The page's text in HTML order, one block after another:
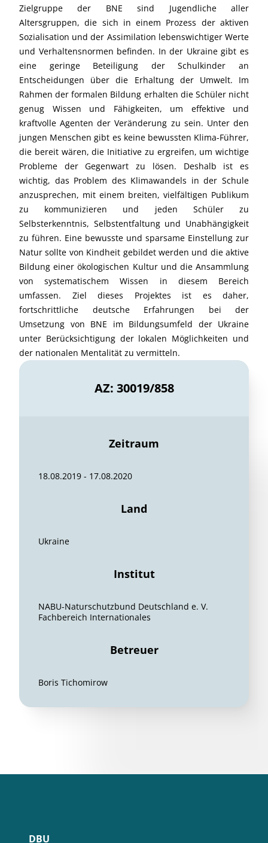
Zielgruppe der BNE sind Jugendliche aller
Altersgruppen, die sich in einem Prozess der aktiven
Sozialisation und der Assimilation lebenswichtiger Werte
und Verhaltensnormen befinden. In der Ukraine gibt es
eine geringe Beteiligung der Schulkinder an
Entscheidungen über die Erhaltung der Umwelt. Im
Rahmen der formalen Bildung erhalten die Schüler nicht
genug Wissen und Fähigkeiten, um effektive und
kraftvolle Agenten der Veränderung zu sein. Unter den
jungen Menschen gibt es keine bewussten Klima-Führer,
die bereit wären, die Initiative zu ergreifen, um wichtige
Probleme der Gegenwart zu lösen. Deshalb ist es
wichtig, das Problem des Klimawandels in der Schule
anzusprechen, mit einem breiten, vielfältigen Publikum
zu kommunizieren und jeden Schüler zu
Selbsterkenntnis, Selbstentfaltung und Unabhängigkeit
zu führen. Eine bewusste und sparsame Einstellung zur
Natur sollte von Kindheit gebildet werden und die aktive
Bildung einer ökologischen Kultur und die Ansammlung
von systematischem Wissen in diesem Bereich
umfassen. Ziel dieses Projektes ist es daher,
fortschrittliche deutsche Erfahrungen bei der
Umsetzung von BNE im Bildungsumfeld der Ukraine
unter Berücksichtigung der lokalen Möglichkeiten und
der nationalen Mentalität zu vermitteln.
AZ: 30019/858
Zeitraum
18.08.2019 - 17.08.2020
Land
Ukraine
Institut
NABU-Naturschutzbund Deutschland e. V.
Fachbereich Internationales
Betreuer
Boris Tichomirow
DBU